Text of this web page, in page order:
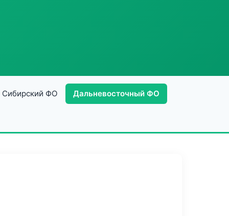
Сибирский ФО Дальневосточный ФО